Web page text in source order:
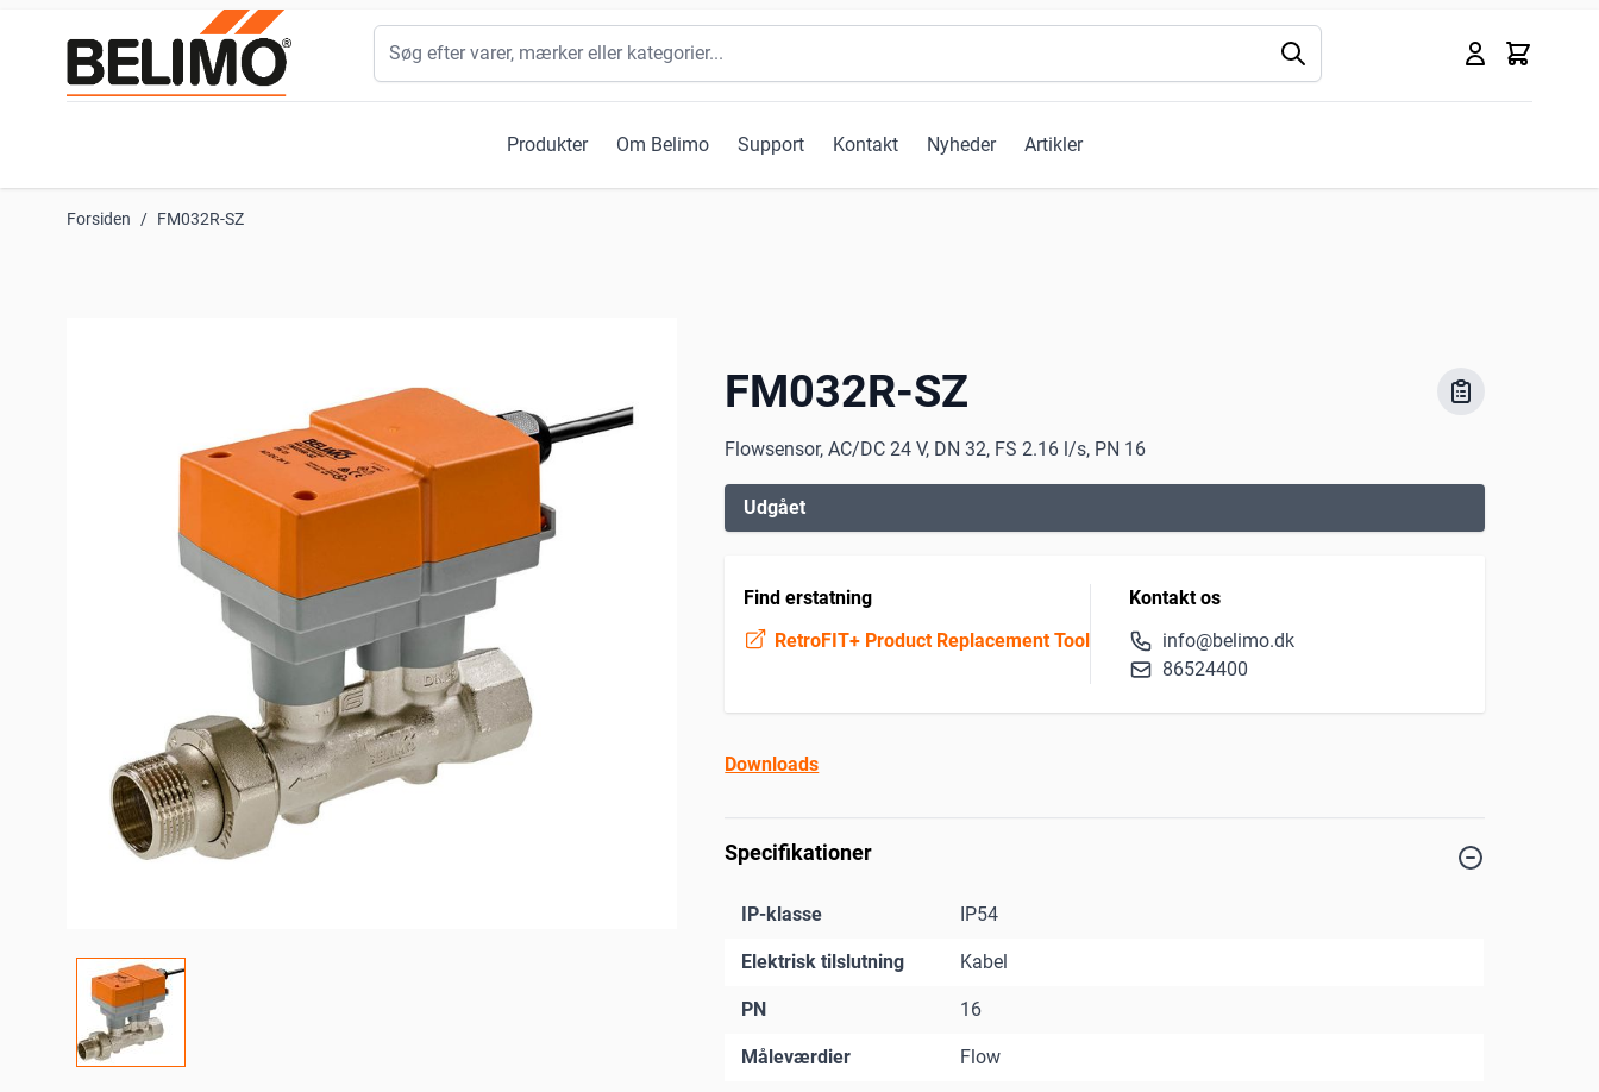
Produkter Om Belimo Support Kontakt Nyheder Artikler
Kurv
Søg
Forsiden / FM032R-SZ
FM032R-SZ
Flowsensor, AC/DC 24 V, DN 32, FS 2.16 l/s, PN 16
Udgået
Find erstatning
RetroFIT+ Product Replacement Tool
Kontakt os
info@belimo.dk
86524400
Downloads
Specifikationer
IP-klasse IP54
Elektrisk tilslutning Kabel
PN 16
Måleværdier Flow